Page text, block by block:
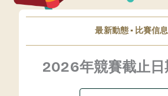
最新動態 ▪️ 比賽信息
2026年競賽截止日